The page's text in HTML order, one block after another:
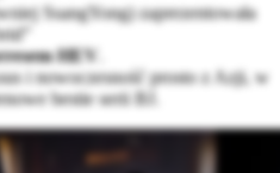
SsangYong) zaprezentowała
HEV
i nowoczesność prosto z Azji, w
bestie serii BJ.